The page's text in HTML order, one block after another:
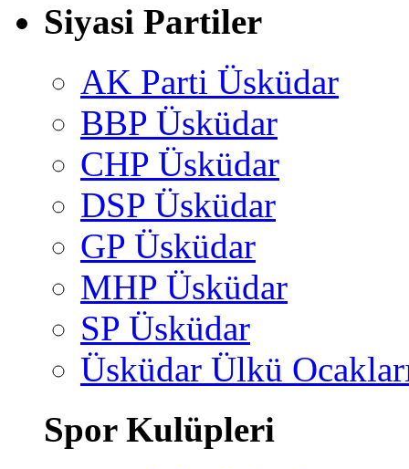
Siyasi Partiler
AK Parti Üsküdar
BBP Üsküdar
CHP Üsküdar
DSP Üsküdar
GP Üsküdar
MHP Üsküdar
SP Üsküdar
Üsküdar Ülkü
Spor Kulüpleri